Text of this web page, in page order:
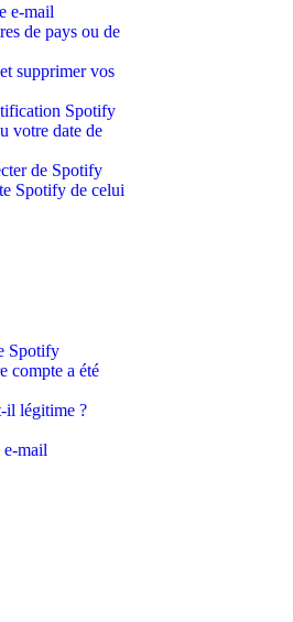
e-mail
de pays ou de
supprimer vos
Spotify
votre date de
de Spotify
Spotify de celui
Spotify
compte a été
il légitime ?
e-mail